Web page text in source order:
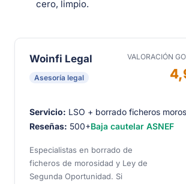
cero, limpio.
Woinfi Legal
Asesoría legal
VALORACIÓN
Servicio: LSO + borrado ficheros
Reseñas: 500+Baja cautelar ASNEF
Especialistas en borrado de
ficheros de morosidad y Ley de
Segunda Oportunidad. Si